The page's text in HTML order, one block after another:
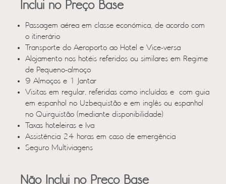
Inclui no Preço Base
Passagem aérea em classe económica, de acordo com
o itinerário
Transporte do Aeroporto ao Hotel e Vice-versa
Alojamento nos hotéis referidos ou similares em Regime
de Pequeno-almoço
9 Almoços e 1 Jantar
Visitas em regular, referidas como incluídas e com guia
em espanhol no Uzbequistão e em inglês ou espanhol
no Quirguistão (mediante disponibilidade)
Taxas hoteleiras e Iva
Assistência 24 horas em caso de emergência
Seguro Multiviagens
Não Inclui no Preço Base